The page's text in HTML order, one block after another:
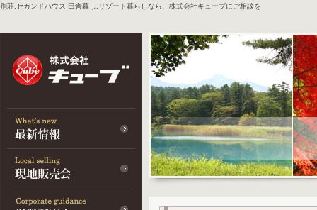
別荘,セカンドハウス 田舎暮し,リゾート暮らしなら、株式会社キューブにご相談を